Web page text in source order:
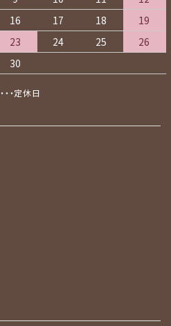
16 17 18
19
23 24 25
26
30
・・・定休日